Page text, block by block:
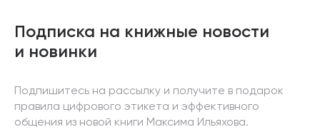
Подписка на книжные новости
и новинки
Подпишитесь на рассылку и получите в подарок
правила цифрового этикета и эффективного
общения из новой книги Максима Ильяхова.